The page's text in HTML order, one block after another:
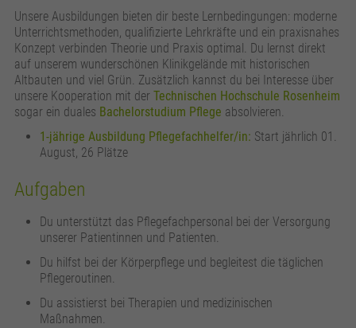
Unsere Ausbildungen bieten dir beste Lernbedingungen: moderne
Unterrichtsmethoden, qualifizierte Lehrkräfte und ein praxisnahes
Konzept verbinden Theorie und Praxis optimal. Du lernst direkt
auf unserem wunderschönen Klinikgelände mit historischen
Altbauten und viel Grün. Zusätzlich kannst du bei Interesse über
unsere Kooperation mit derTechnischen Hochschule Rosenheim
sogar ein duales Bachelorstudium Pflege absolvieren.
1-jährige Ausbildung Pflegefachhelfer/in: Start jährlich 01.
August, 26 Plätze
Aufgaben
Du unterstützt das Pflegefachpersonal bei der Versorgung
unserer Patientinnen und Patienten.
Du hilfst bei der Körperpflege und begleitest die täglichen
Pflegeroutinen.
Du assistierst bei Therapien und medizinischen
Maßnahmen.